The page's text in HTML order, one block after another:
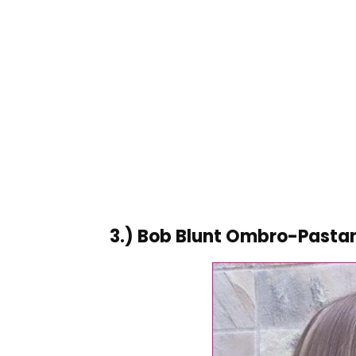
3.) Bob Blunt Ombro-